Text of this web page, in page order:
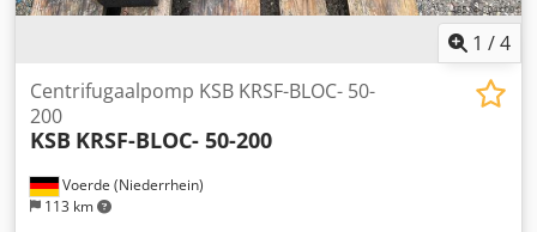
1 /4
Voerde (Niederrhein)
113 km
Centrifugaalpomp KSB KRSF-BLOC- 50-
200
KSB KRSF-BLOC- 50-200